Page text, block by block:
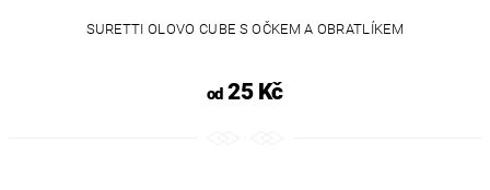
SURETTI OLOVO CUBE S OČKEM A OBRATLÍKEM
od25 Kč